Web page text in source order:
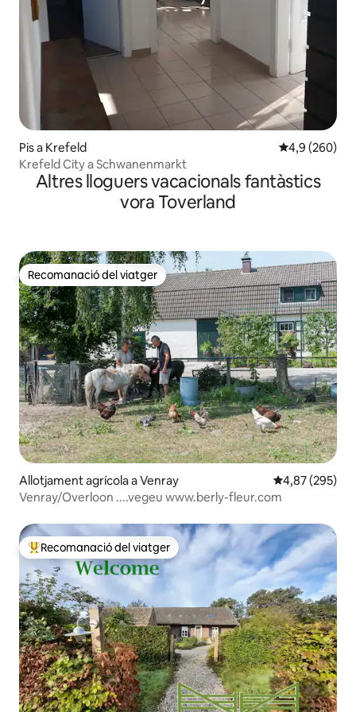
Pis a Krefeld 4,9 de
4,9 (260)
Krefeld City a Schwanenmarkt
Altres lloguers vacacionals fantàstics
vora Toverland
Recomanació del viatger
Recomanació del viatger
Allotjament agrícola a Venray 4,87 de
4,87 (295)
Venray/Overloon ....vegeu www.berly-fleur.com
Principals recomanacions dels viatgers
Recomanació del viatger